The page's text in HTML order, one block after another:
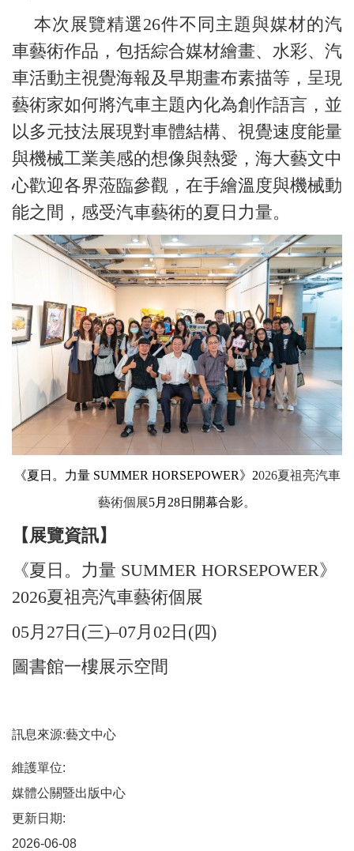
本次展覽精選26件不同主題與媒材的汽
車藝術作品，包括綜合媒材繪畫、水彩、汽
車活動主視覺海報及早期畫布素描等，呈現
藝術家如何將汽車主題內化為創作語言，並
以多元技法展現對車體結構、視覺速度能量
與機械工業美感的想像與熱愛，海大藝文中
心歡迎各界蒞臨參觀，在手繪溫度與機械動
能之間，感受汽車藝術的夏日力量。
《夏日。力量SUMMER HORSEPOWER》2026夏祖亮汽車
藝術個展5月 28日開幕合影。
【展覽資訊】
《夏日。力量 SUMMER HORSEPOWER》
2026夏祖亮汽車藝術個展
05月27日(三)–07月02日(四)
圖書館一樓展示空間
訊息來源:藝文中心
維護單位:
媒體公關暨出版中心
更新日期:
2026-06-08